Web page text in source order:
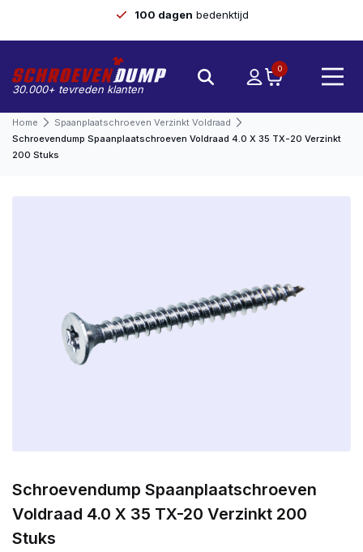
100 dagen bedenktijd
30.000+ tevreden klanten
0
Home
Spaanplaatschroeven Verzinkt Voldraad
Schroevendump Spaanplaatschroeven Voldraad 4.0 X 35 TX-20 Verzinkt
200 Stuks
Schroevendump Spaanplaatschroeven
Voldraad 4.0 X 35 TX-20 Verzinkt 200
Stuks